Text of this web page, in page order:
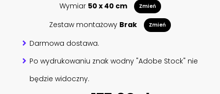
Wymiar 50 x 40 cm Zmień
Zestaw montażowy Brak Zmień
Darmowa dostawa.
Po wydrukowaniu znak wodny "Adobe Stock" nie
będzie widoczny.